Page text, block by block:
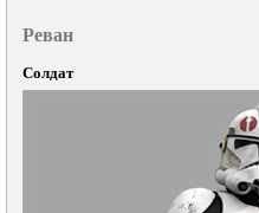
Реван
Солдат